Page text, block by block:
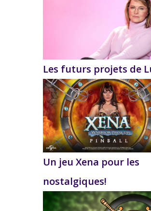
Les futurs projets de
Un jeu Xena pour les
nostalgiques!